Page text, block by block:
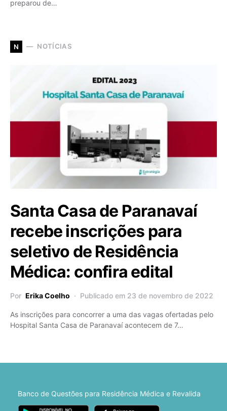
preparou de…
N NOTÍCIAS
Santa Casa de Paranavaí
recebe inscrições para
seletivo de Residência
Médica: confira edital
Por Erika Coelho Publicado em 23 de novembro de 2022
As inscrições para concorrer a uma das vagas ofertadas pelo
Hospital Santa Casa de Paranavaí acontecem de 7…
Banco de Questões para Residência Médica e Revalida